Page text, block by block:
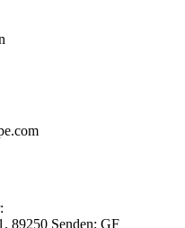
89250 Senden; GF